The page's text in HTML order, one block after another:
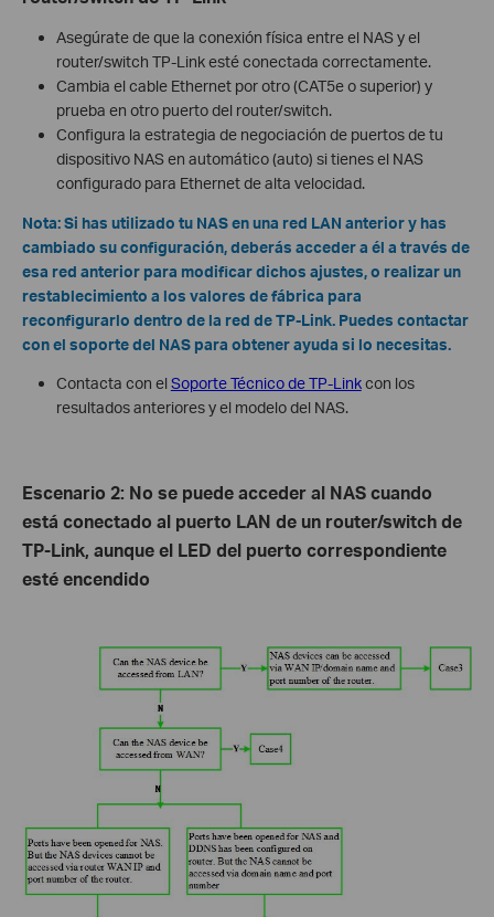
Asegúrate de que la conexión física entre el NAS y el
router/switch TP-Link esté conectada correctamente.
Cambia el cable Ethernet por otro (CAT5e o superior) y
prueba en otro puerto del router/switch.
Configura la estrategia de negociación de puertos de tu
dispositivo NAS en automático (auto) si tienes el NAS
configurado para Ethernet de alta velocidad.
Nota: Si has utilizado tu NAS en una red LAN anterior y has
cambiado su configuración, deberás acceder a él a través de
esa red anterior para modificar dichos ajustes, o realizar un
restablecimiento a los valores de fábrica para
reconfigurarlo dentro de la red de TP-Link. Puedes contactar
con el soporte del NAS para obtener ayuda si lo necesitas.
Contacta con el Soporte Técnico de TP-Linkcon los
resultados anteriores y el modelo del NAS.
Escenario 2: No se puede acceder al NAS cuando
está conectado al puerto LAN de un router/switch de
TP-Link, aunque el LED del puerto correspondiente
esté encendido